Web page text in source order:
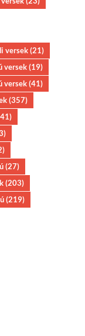
versek(21)
versek(19)
versek(41)
(357)
(27)
(203)
(219)